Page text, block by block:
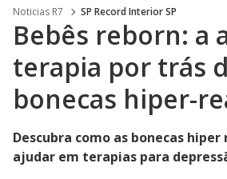
Noticias R7 SP Record Interior SP
Bebês reborn: a
terapia por trás
bonecas hiper-
Descubra como as bonecas
ajudar em terapias para